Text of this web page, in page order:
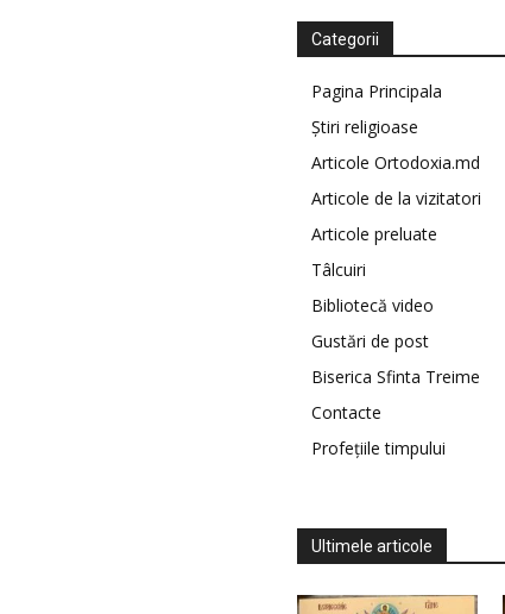
Categorii
Pagina Principala
Știri religioase
Articole Ortodoxia.md
Articole de la vizitatori
Articole preluate
Tâlcuiri
Bibliotecă video
Gustări de post
Biserica Sfinta Treime
Contacte
Profețiile timpului
Ultimele articole